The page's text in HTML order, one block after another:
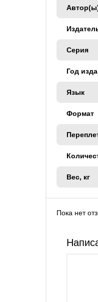
Серия
Год
Язык
Формат
Вес, кг
Пока нет